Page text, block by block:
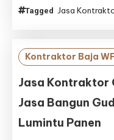
Kontraktor
|
Jasa
Gudang
Bondowoso
Djava
Tagged Jasa
Kontraktor Baja WF
Jasa Kontraktor
Jasa Bangun
Lumintu Panen